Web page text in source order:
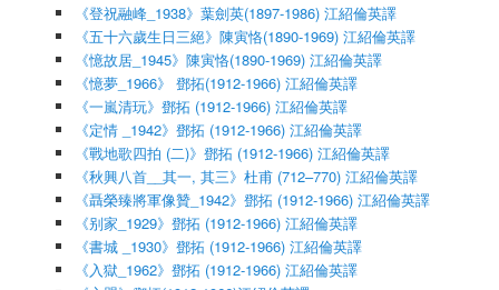
《登祝融峰_1938》葉劍英(1897-1986) 江紹倫英譯
《五十六歲生日三絕》陳寅恪(1890-1969) 江紹倫英譯
《憶故居_1945》陳寅恪(1890-1969) 江紹倫英譯
《憶夢_1966》 鄧拓(1912-1966) 江紹倫英譯
《一嵐清玩》鄧拓 (1912-1966) 江紹倫英譯
《定情 _1942》鄧拓 (1912-1966) 江紹倫英譯
《戰地歌四拍 (二)》鄧拓 (1912-1966) 江紹倫英譯
《秋興八首__其一, 其三》杜甫 (712–770) 江紹倫英譯
《聶榮臻將軍像贊_1942》鄧拓 (1912-1966) 江紹倫英譯
《别家_1929》鄧拓 (1912-1966) 江紹倫英譯
《書城 _1930》鄧拓 (1912-1966) 江紹倫英譯
《入獄_1962》鄧拓 (1912-1966) 江紹倫英譯